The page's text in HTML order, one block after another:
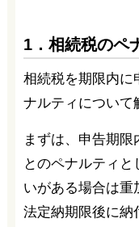
1．相続税のペ
相続税を期限内に
ナルティについて
まずは、申告期限
とのペナルティ
いがある場合は重
法定納期限後に納